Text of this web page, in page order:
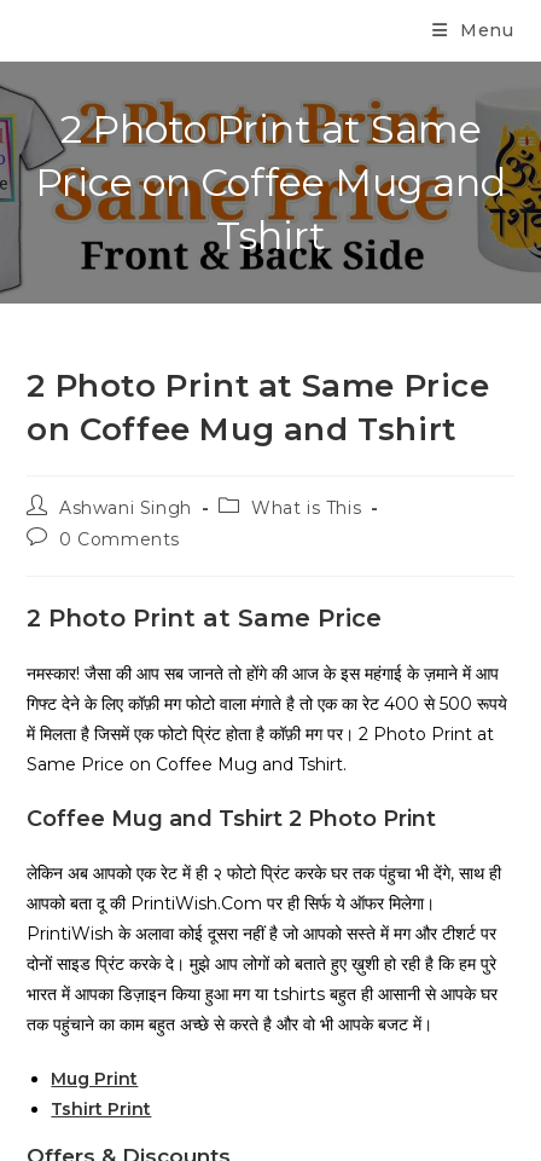
Menu
2 Photo Print at Same
Price on Coffee Mug and
Tshirt
2 Photo Print at Same Price
on Coffee Mug and Tshirt
Ashwani Singh
What is This
0 Comments
2 Photo Print at Same Price
नमस्कार! जैसा की आप सब जानते तो होंगे की आज के इस महंगाई के ज़माने में आप
गिफ्ट देने के लिए कॉफ़ी मग फोटो वाला मंगाते है तो एक का रेट 400 से 500 रूपये
में मिलता है जिसमें एक फोटो प्रिंट होता है कॉफ़ी मग पर। 2 Photo Print at
Same Price on Coffee Mug and Tshirt.
Coffee Mug and Tshirt 2 Photo Print
लेकिन अब आपको एक रेट में ही २ फोटो प्रिंट करके घर तक पंहुचा भी देंगे, साथ ही
आपको बता दू की PrintiWish.Com पर ही सिर्फ ये ऑफर मिलेगा।
PrintiWish के अलावा कोई दूसरा नहीं है जो आपको सस्ते में मग और टीशर्ट पर
दोनों साइड प्रिंट करके दे। मुझे आप लोगों को बताते हुए ख़ुशी हो रही है कि हम पुरे
भारत में आपका डिज़ाइन किया हुआ मग या tshirts बहुत ही आसानी से आपके घर
तक पहुंचाने का काम बहुत अच्छे से करते है और वो भी आपके बजट में।
Mug Print
Tshirt Print
Offers & Discounts